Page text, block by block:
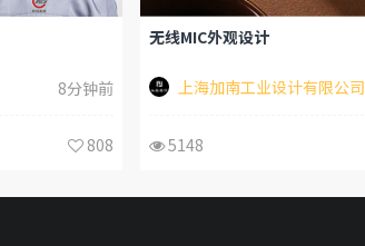
8分钟前
808
无线MIC外观设计
上海加南工业设计有限公司
5148